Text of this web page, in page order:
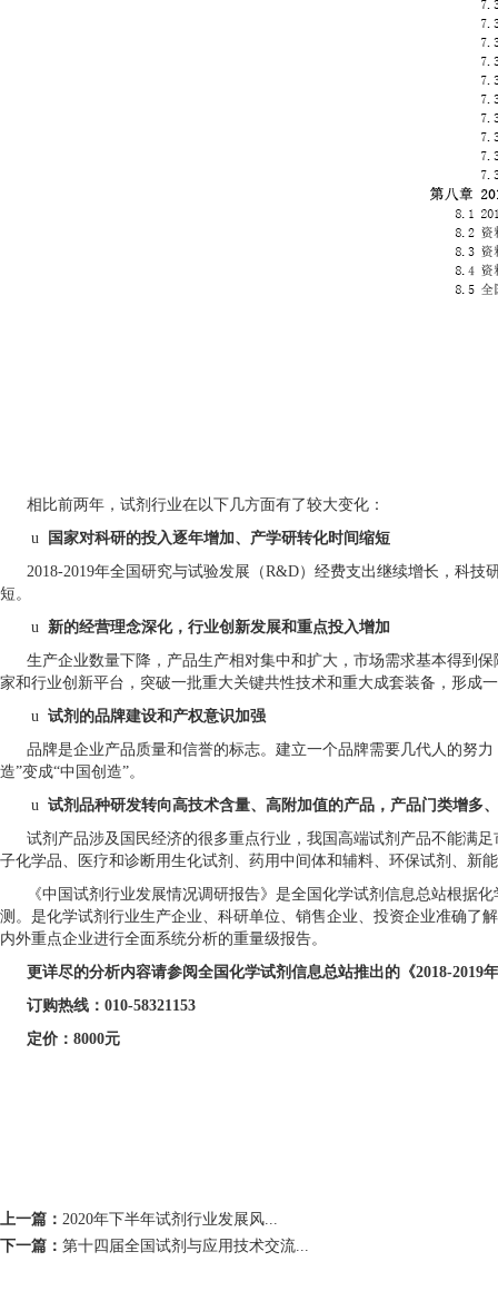
相比前两年，试剂行业在以下几方面有了较大变化：
u
国家对科研的投入逐年增加、产学研转化时间缩短
2018-2019年全国研究与试验发展（R&D）经费支出继续增长， 科技
短。
u 新的经营理念深化，行业创新发展和重点投入增加
生产企业数量下降，产品生产相对集中和扩大，市场需求基本得到
家和行业创新平台，突破一批重大关键共性技术和重大成套装备，形成
u 试剂的品牌建设和产权意识加强
品牌是企业产品质量和信誉的标志。建立一个品牌需要几代人的努
造”变成“中国创造”。
u 试剂品种研发转向高技术含量、高附加值的产品，产品门类增多
试剂产品涉及国民经济的很多重点行业，我国高端试剂产品不能满
子化学品、医疗和诊断用生化试剂、药用中间体和辅料、环保试剂、新
《中国试剂行业发展情况调研报告》是全国化学试剂信息总站根据
测。是化学试剂行业生产企业、科研单位、销售企业、投资企业准确了
内外重点企业进行全面系统分析的重量级报告。
更详尽的分析内容请参阅全国化学试剂信息总站推出的《2018-2019
订购热线：010-58321153
定价：8000元
上一篇： 2020年下半年试剂行业发展风...
下一篇： 第十四届全国试剂与应用技术交流...